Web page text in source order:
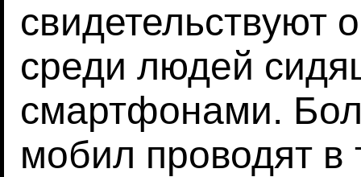
свидетельствуют
среди людей
смартфонами.
мобил проводят в